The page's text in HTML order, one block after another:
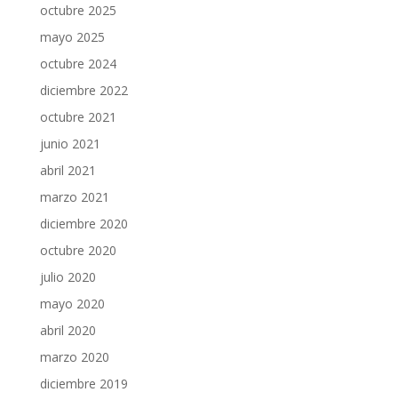
octubre 2025
mayo 2025
octubre 2024
diciembre 2022
octubre 2021
junio 2021
abril 2021
marzo 2021
diciembre 2020
octubre 2020
julio 2020
mayo 2020
abril 2020
marzo 2020
diciembre 2019